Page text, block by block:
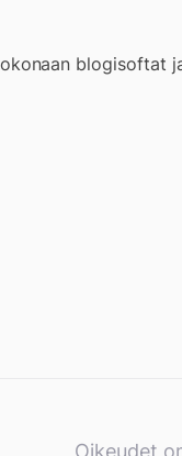
blogisoftat
Oikeudet